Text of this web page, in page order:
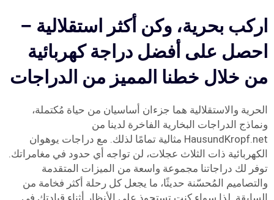
اركب بحرية، وكن أكثر استقلالية –
احصل على أفضل دراجة كهربائية
من خلال خطنا المميز من الدراجات
الحرية والاستقلالية هما جزءان أساسيان من حياة مُكتملة،
ونماذج الدراجات البخارية الفاخرة لدينا من
HausundKropf.net مثالية تمامًا لذلك. مع دراجات يوهوان
الكهربائية ذات الثلاث عجلات، لن تواجه أي حدود في مغامراتك.
توفر لك دراجاتنا مجموعة واسعة من الميزات المتقدمة
والتصاميم المُحسّنة حديثًا، ما يجعل كل رحلة أكثر فخامة من
السابقة. لذا سواء كنت تستحوذ على الأنظار أثناء قيادتك في